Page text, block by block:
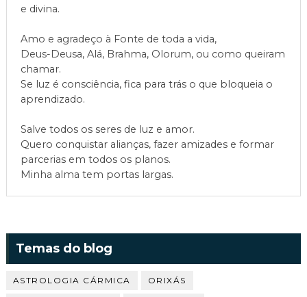
e divina.
Amo e agradeço à Fonte de toda a vida,
Deus-Deusa, Alá, Brahma, Olorum, ou como queiram
chamar.
Se luz é consciência, fica para trás o que bloqueia o
aprendizado.
Salve todos os seres de luz e amor.
Quero conquistar alianças, fazer amizades e formar
parcerias em todos os planos.
Minha alma tem portas largas.
Temas do blog
ASTROLOGIA CÁRMICA ORIXÁS